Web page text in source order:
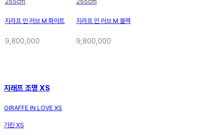
지라프 인 러브 M 화이트
9,800,000
지라프 인 러브 M 블랙
9,800,000
지래프 조명 XS
GIRAFFE IN LOVE XS
기린 XS